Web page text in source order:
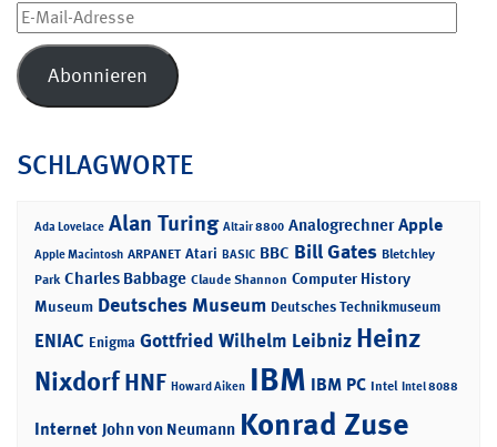
E-
Mail-
Adresse
Abonnieren
SCHLAGWORTE
Ada Lovelace Alan Turing Altair 8800 Analogrechner Apple
Apple Macintosh ARPANET Atari BASIC BBC Bill Gates Bletchley
Park Charles Babbage Claude Shannon Computer History
Museum Deutsches Museum Deutsches Technikmuseum
ENIAC Enigma Gottfried Wilhelm Leibniz Heinz
NixdorfHNF Howard Aiken IBM IBM PC Intel Intel 8088
Internet John von Neumann Konrad Zuse